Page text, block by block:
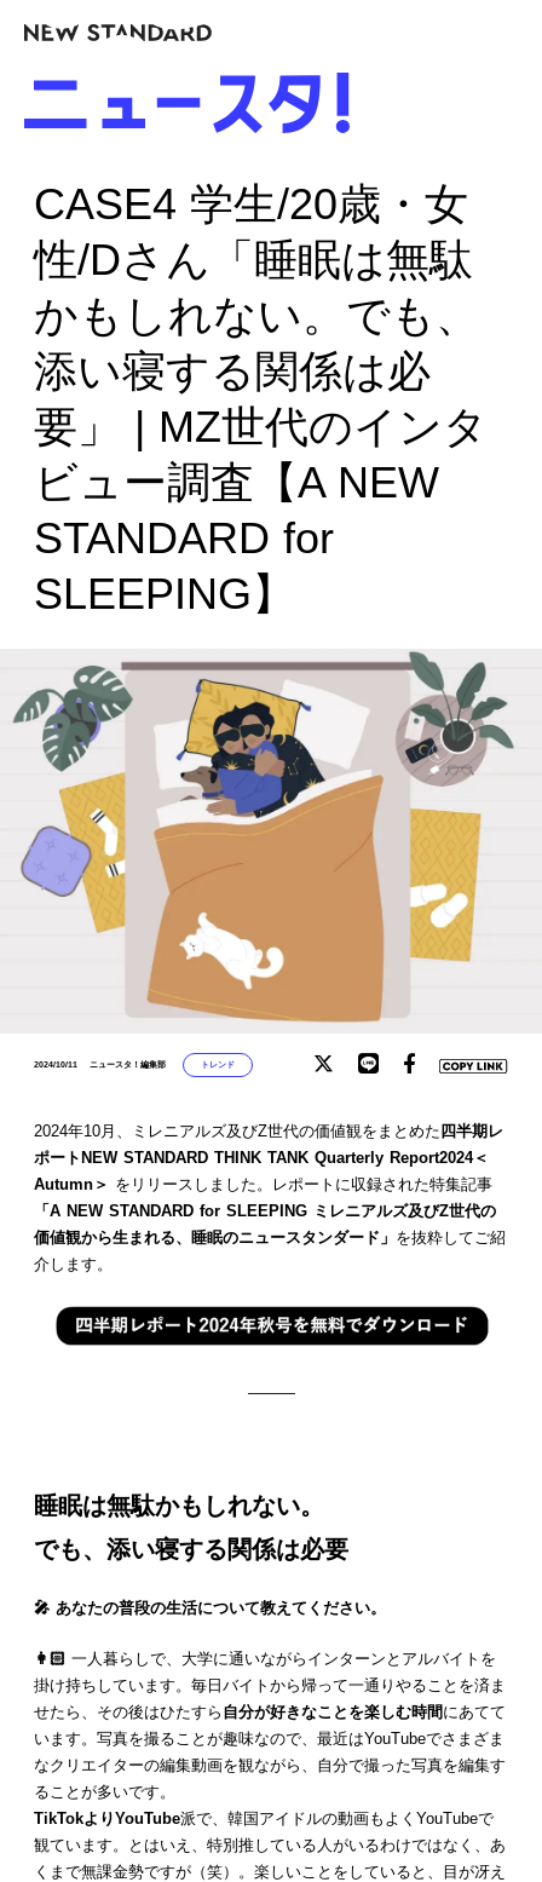
CASE4 学生/20歳・女
性/Dさん「睡眠は無駄
かもしれない。でも、
添い寝する関係は必
要」 | MZ世代のインタ
ビュー調査【A NEW
STANDARD for
SLEEPING】
2024/10/11 ニュースタ！編集部 トレンド
2024年10月、ミレニアルズ及びZ世代の価値観をまとめた四半期レ
ポートNEW STANDARD THINK TANK Quarterly Report2024＜
Autumn＞ をリリースしました。レポートに収録された特集記事
「A NEW STANDARD for SLEEPING ミレニアルズ及びZ世代の
価値観から生まれる、睡眠のニュースタンダード」 を抜粋してご紹
介します。
———
睡眠は無駄かもしれない。
でも、添い寝する関係は必要
🎤 あなたの普段の生活について教えてください。
👩🏻 一人暮らしで、大学に通いながらインターンとアルバイトを
掛け持ちしています。毎日バイトから帰って一通りやることを済ま
せたら、その後はひたすら 自分が好きなことを楽しむ時間にあてて
います。写真を撮ることが趣味なので、最近はYouTubeでさまざま
なクリエイターの編集動画を観ながら、自分で撮った写真を編集す
ることが多いです。
TikTokよりYouTube派で、韓国アイドルの動画もよくYouTubeで
観ています。とはいえ、特別推している人がいるわけではなく、あ
くまで無課金勢ですが（笑）。楽しいことをしていると、目が冴え